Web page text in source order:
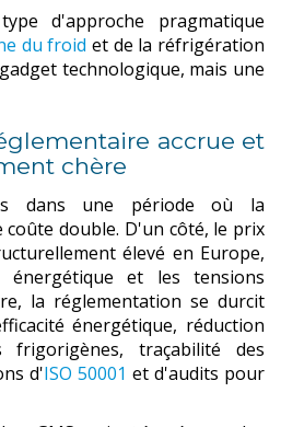
d'approche pragmatique
du froid et de la réfrigération
technologique, mais une
accrue et
chère
dans une période où la
double. D'un côté, le prix
élevé en Europe,
et les tensions
la réglementation se durcit
énergétique, réduction
traçabilité des
d'ISO 50001 et d'audits pour